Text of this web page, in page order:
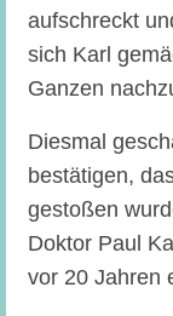
aufschreckt
sich Karl
Ganzen
Diesmal
bestätigen,
gestoßen
Doktor Paul
vor 20 Jahren